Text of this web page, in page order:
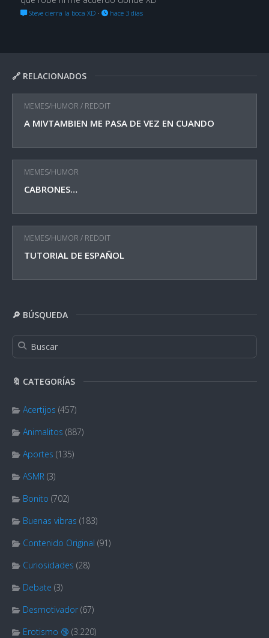
🔗 RELACIONADOS
MEMES/HUMOR / REDDIT
A MIVTAMBIEN ME PASA DE VEZ EN CUANDO
MEMES/HUMOR
CABRONES…
MEMES/HUMOR / REDDIT
TUTORIAL DE ESPAÑOL
🔎 BÚSQUEDA
🔖 CATEGORÍAS
Acertijos (457)
Animalitos (887)
Aportes (135)
ASMR (3)
Bonito (702)
Buenas vibras (183)
Contenido Original (91)
Curiosidades (28)
Debate (3)
Desmotivador (67)
Erotismo 🔞 (3.220)
Steve cierra la boca XD · hace 3 días